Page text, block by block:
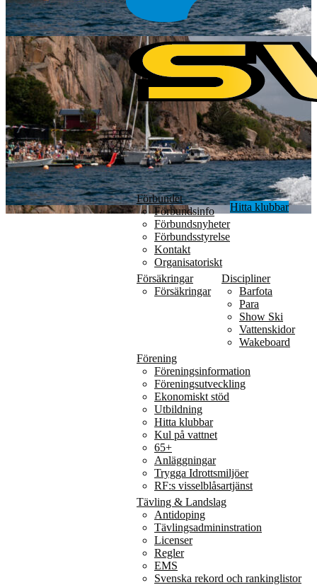
Förbundet
Förbundsinfo
Förbundsnyheter
Förbundsstyrelse
Kontakt
Organisatoriskt
Försäkringar
Försäkringar
Discipliner
Barfota
Para
Show Ski
Vattenskidor
Wakeboard
Förening
Föreningsinformation
Föreningsutveckling
Ekonomiskt stöd
Utbildning
Hitta klubbar
Kul på vattnet
65+
Anläggningar
Trygga Idrottsmiljöer
RF:s visselblåsartjänst
Tävling & Landslag
Antidoping
Tävlingsadmininstration
Licenser
Regler
EMS
Svenska rekord och rankinglistor
Hitta klubbar